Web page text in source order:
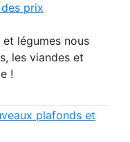
prix
légumes nous
les viandes et
!
plafonds et